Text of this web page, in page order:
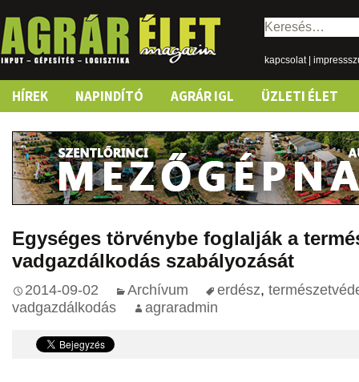
Keresés:
kapcsolat|
Skip
content
HÍREK NAPINDÍTÓ AGRÁR IGL ÜZLETI ÉLET
Egységes törvénybe foglalják a
vadgazdálkodás szabályozását
2014-09-02 Archívum erdész,
vadgazdálkodás
agraradmin